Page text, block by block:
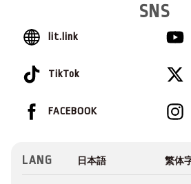
SNS
lit.link
TikTok
FACEBOOK
LANG